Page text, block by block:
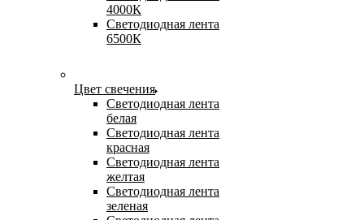
4000К
Светодиодная лента
6500К
Цвет свечения
Светодиодная лента
белая
Светодиодная лента
красная
Светодиодная лента
желтая
Светодиодная лента
зеленая